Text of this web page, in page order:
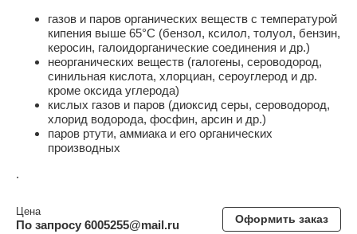
газов и паров органических веществ с температурой
кипения выше 65°С (бензол, ксилол, толуол, бензин,
керосин, галоидорганические соединения и др.)
неорганических веществ (галогены, сероводород,
синильная кислота, хлорциан, сероуглерод и др.
кроме оксида углерода)
кислых газов и паров (диоксид серы, сероводород,
хлорид водорода, фосфин, арсин и др.)
паров ртути, аммиака и его органических
производных
.
Цена
По запросу 6005255@mail.ru Оформить заказ